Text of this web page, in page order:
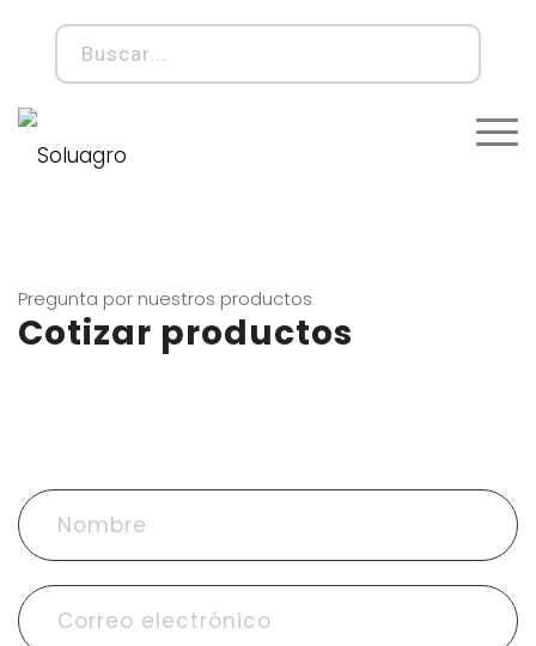
Pregunta por nuestros productos
Cotizar productos